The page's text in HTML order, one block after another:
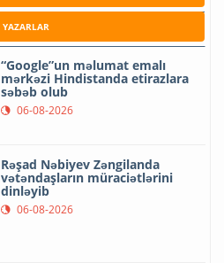
YAZARLAR
“Google”un məlumat emalı
mərkəzi Hindistanda etirazlara
səbəb olub
06-08-2026
Rəşad Nəbiyev Zəngilanda
vətəndaşların müraciətlərini
dinləyib
06-08-2026